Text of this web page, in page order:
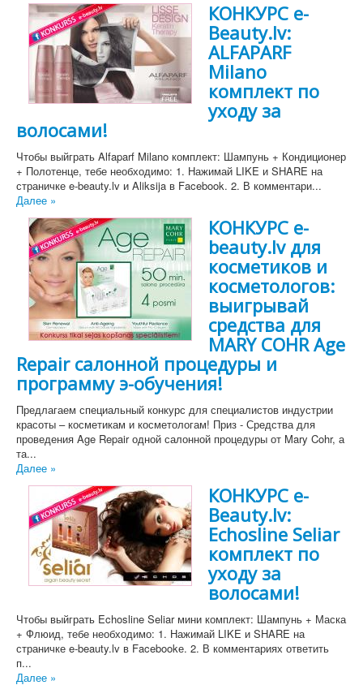
КОНКУРС e-
Beauty.lv:
ALFAPARF
Milano
комплект по
уходу за
волосами!
Чтобы выйграть Alfaparf Milano комплект: Шампунь + Кондиционер
+ Полотенце, тебе необходимо: 1. Нажимай LIKE и SHARE на
страничке e-beauty.lv и Aliksija в Facebook. 2. В комментари...
Далее »
КОНКУРС e-
beauty.lv для
косметиков и
косметологов:
выигрывай
средства для
MARY COHR Age
Repair салонной процедуры и
программу э-обучения!
Предлагаем специальный конкурс для специалистов индустрии
красоты – косметикам и косметологам! Приз - Средства для
проведения Age Repair одной салонной процедуры от Mary Cohr, а
та...
Далее »
КОНКУРС e-
Beauty.lv:
Echosline Seliar
комплект по
уходу за
волосами!
Чтобы выйграть Echosline Seliar мини комплект: Шампунь + Маска
+ Флюид, тебе необходимо: 1. Нажимай LIKE и SHARE на
страничке e-beauty.lv в Facebookе. 2. В комментариях ответить
п...
Далее »